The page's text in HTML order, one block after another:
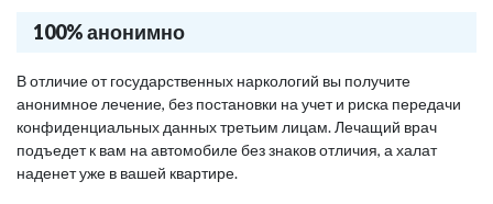
100% анонимно
В отличие от государственных наркологий вы получите
анонимное лечение, без постановки на учет и риска передачи
конфиденциальных данных третьим лицам. Лечащий врач
подъедет к вам на автомобиле без знаков отличия, а халат
наденет уже в вашей квартире.